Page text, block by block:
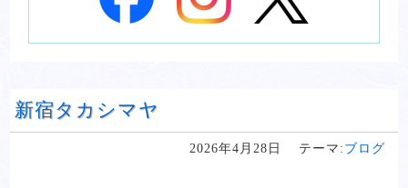
新宿タカシマヤ
2026年4月28日 テーマ: ブログ